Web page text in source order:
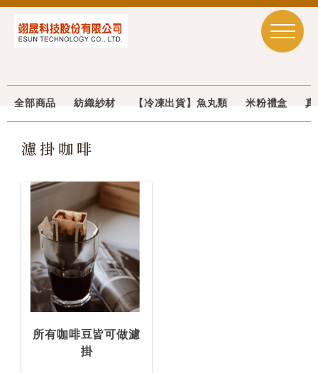
全部商品 紡織紗材 【冷凍出貨】魚丸類 米粉禮盒 真
濾掛咖啡
所有咖啡豆皆可做濾
掛